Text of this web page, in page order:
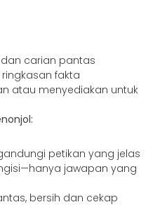
carian pantas
fakta
atau menyediakan untuk
petikan yang jelas
jawapan yang
bersih dan cekap